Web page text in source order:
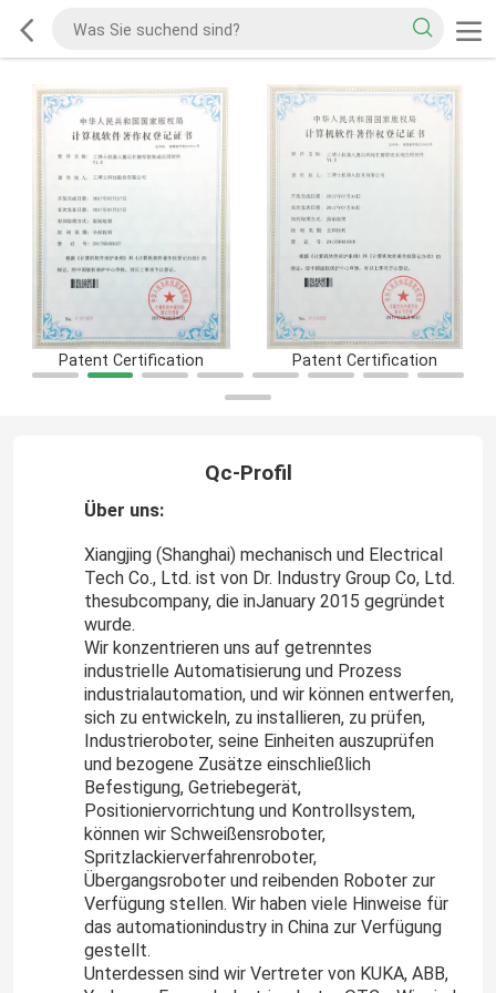
Patent Certification Patent Certification
Qc-Profil
Über uns:
Xiangjing (Shanghai) mechanisch und Electrical
Tech Co., Ltd. ist von Dr. Industry Group Co, Ltd.
thesubcompany, die inJanuary 2015 gegründet
wurde.
Wir konzentrieren uns auf getrenntes
industrielle Automatisierung und Prozess
industrialautomation, und wir können entwerfen,
sich zu entwickeln, zu installieren, zu prüfen,
Industrieroboter, seine Einheiten auszuprüfen
und bezogene Zusätze einschließlich
Befestigung, Getriebegerät,
Positioniervorrichtung und Kontrollsystem,
können wir Schweißensroboter,
Spritzlackierverfahrenroboter,
Übergangsroboter und reibenden Roboter zur
Verfügung stellen. Wir haben viele Hinweise für
das automationindustry in China zur Verfügung
gestellt.
Unterdessen sind wir Vertreter von KUKA, ABB,